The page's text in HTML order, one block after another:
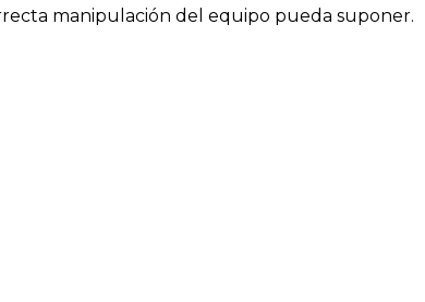
manipulación del equipo pueda suponer.